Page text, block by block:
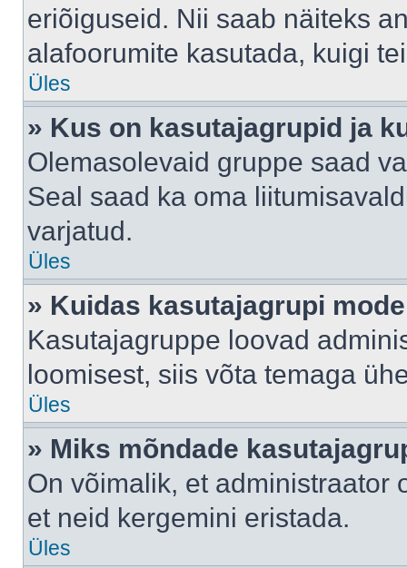
eriõiguseid. Nii saab näiteks
alafoorumite kasutada, kuigi
Üles
» Kus on kasutajagrupid ja
Olemasolevaid gruppe saad
Seal saad ka oma
varjatud.
Üles
» Kuidas kasutajagrupi
Kasutajagruppe loovad
loomisest, siis võta temaga
Üles
» Miks mõndade
On võimalik, et administraator
et neid kergemini eristada.
Üles